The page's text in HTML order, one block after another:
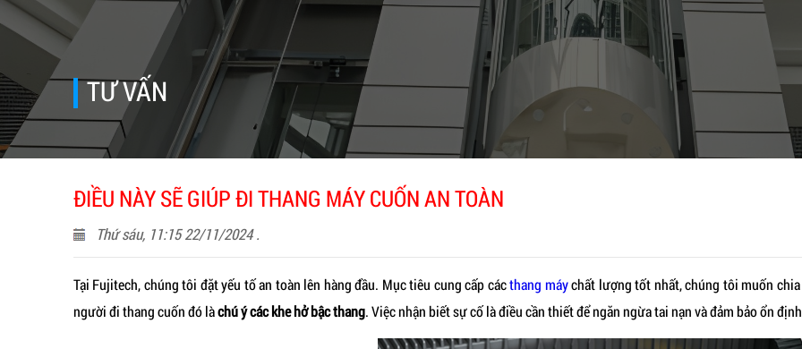
TƯ VẤN
ĐIỀU NÀY SẼ GIÚP ĐI THANG MÁY CUỐN AN TOÀN
Thứ sáu, 11:15 22/11/2024 .
Tại Fujitech, chúng tôi đặt yếu tố an toàn lên hàng đầu. Mục tiêu cung cấp cácthang máychất lượng tốt nhất, chúng tôi muốn
người đi thang cuốn đó làchú ý các khe hở bậc thang. Việc nhận biết sự cố là điều cần thiết để ngăn ngừa tai nạn và đảm bảo ổn